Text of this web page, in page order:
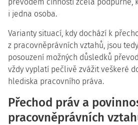
i jedna osoba.
Varianty situací, kdy dochází k
z pracovněprávních vztahů, jsou
posouzení možných důsledků
vždy vyplatí pečlivě zvážit veškeré
hlediska pracovního práva.
Přechod práv a
pracovněprávních